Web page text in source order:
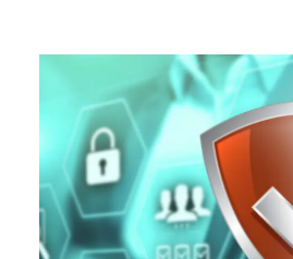
Tilmeld nyhedsbrev
Presse og
Kontakt
Dansk